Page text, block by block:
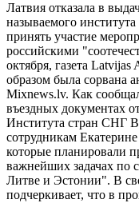
Латвия отказала в
называемого
принять участие
российскими
октября, газета
образом была сорвана
Mixnews.lv. Как
въездных документах
Института стран СНГ
сотрудникам
которые планировали
важнейших задачах по
Литве и Эстонии". В
подчеркивает, что в